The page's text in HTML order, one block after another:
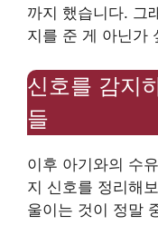
까지 했습니다. 그
지를 준 게 아닌가
신호를 감지
들
이후 아기와의 수
지 신호를 정리해
울이는 것이 정말